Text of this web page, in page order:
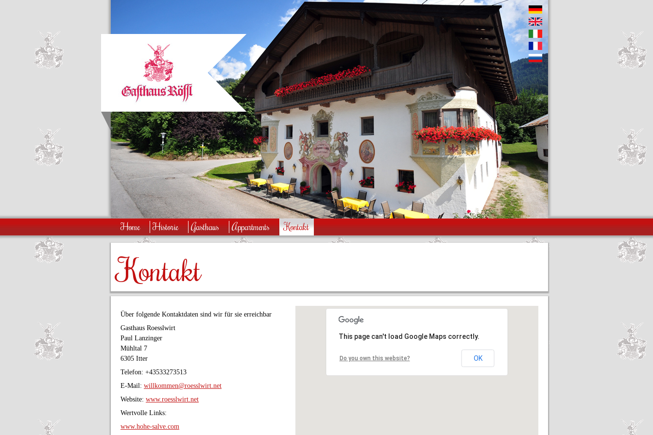
Home Historie Gasthaus Appartments Kontakt
Kontakt
Über folgende Kontaktdaten sind wir für sie erreichbar
Gasthaus Roesslwirt
Paul Lanzinger
Mühltal 7
6305 Itter
Telefon: +43533273513
E-Mail: willkommen@roesslwirt.net
Website: www.roesslwirt.net
Wertvolle Links:
www.hohe-salve.com
This page can't load Google Maps correctly.
Do you own this website? OK